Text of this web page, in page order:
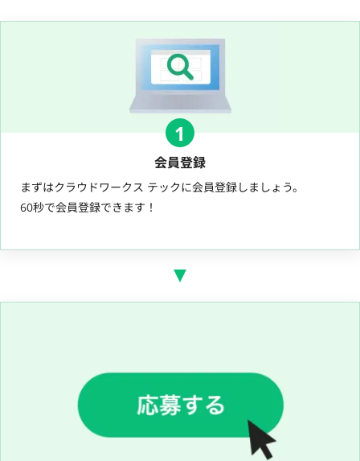
1
会員登録
まずはクラウドワークス テックに会員登録しましょう。
60秒で会員登録できます！